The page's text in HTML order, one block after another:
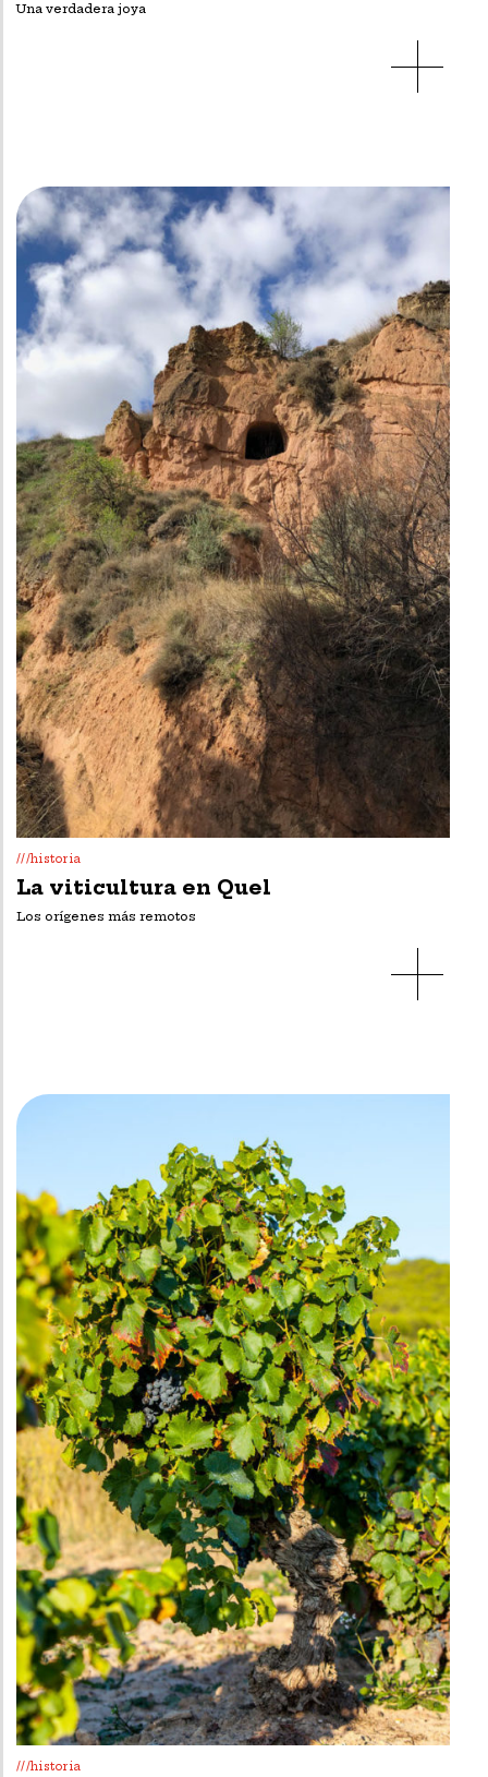
Una verdadera joya
///historia
La viticultura en Quel
Los orígenes más remotos
///historia